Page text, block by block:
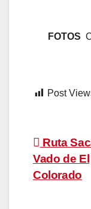
FOTOS
Post
de
Ruta
Vado de El
Colorado